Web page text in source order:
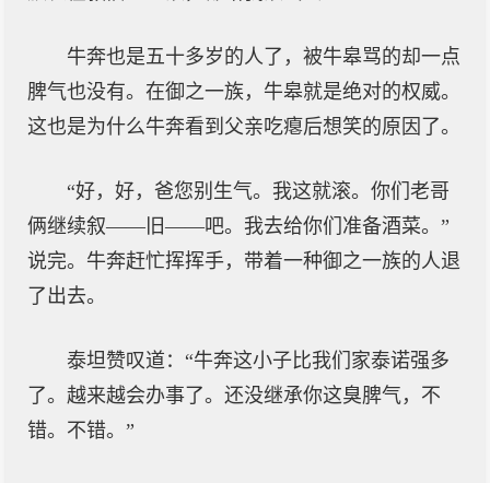
牛奔也是五十多岁的人了，被牛皋骂的却一点
脾气也没有。在御之一族，牛皋就是绝对的权威。
这也是为什么牛奔看到父亲吃瘪后想笑的原因了。
“好，好，爸您别生气。我这就滚。你们老哥
俩继续叙——旧——吧。我去给你们准备酒菜。”
说完。牛奔赶忙挥挥手，带着一种御之一族的人退
了出去。
泰坦赞叹道：“牛奔这小子比我们家泰诺强多
了。越来越会办事了。还没继承你这臭脾气，不
错。不错。”